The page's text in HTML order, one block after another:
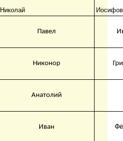
Николай
Павел
Никонор
Анатолий
Иван